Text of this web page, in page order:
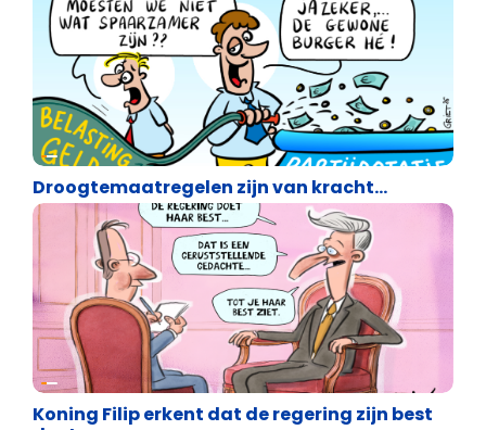
Cartoons
Droogtemaatregelen zijn van kracht…
Cartoons
Koning Filip erkent dat de regering zijn best